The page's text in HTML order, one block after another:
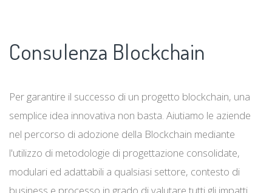
Consulenza Blockchain
Per garantire il successo di un progetto blockchain, una
semplice idea innovativa non basta. Aiutiamo le aziende
nel percorso di adozione della Blockchain mediante
l'utilizzo di metodologie di progettazione consolidate,
modulari ed adattabili a qualsiasi settore, contesto di